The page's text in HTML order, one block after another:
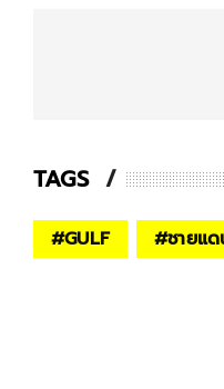
TAGS
#GULF #ชายแ